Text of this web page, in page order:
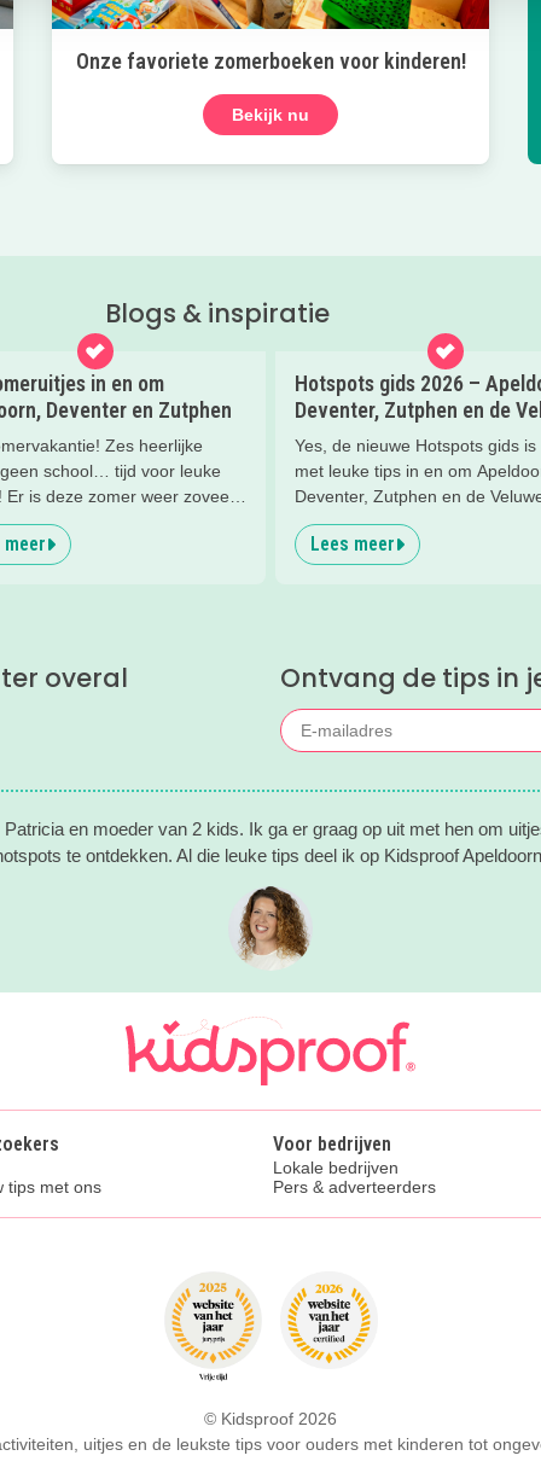
Onze favoriete zomerboeken voor kinderen!
Bekijk nu
Blogs & inspiratie
in en om
Deventer en Zutphen
Zes heerlijke
school… tijd voor leuke
Er is deze zomer weer zoveel
in en om Apeldoorn, Deventer,
en de Veluwe. Wij
Hotspots gids 2026 –
Deventer, Zutphen en de
Yes, de nieuwe Hotspots gids is
met leuke tips in en om
Deventer, Zutphen en de
Handig om te bewaren! Welke
gaan jullie bezoeken?
Lees meer
overal Ontvang de tips in
en moeder van 2 kids. Ik ga er graag op uit met hen om
te ontdekken. Al die leuke tips deel ik op Kidsproof
tips met ons
Voor bedrijven
Lokale bedrijven
Pers & adverteerders
© Kidsproof 2026
uitjes en de leukste tips voor ouders met kinderen tot